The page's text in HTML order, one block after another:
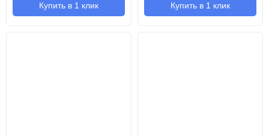
Купить в 1 клик Купить в 1 клик